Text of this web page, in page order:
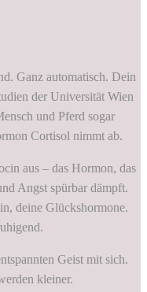
Ganz automatisch. Dein
der Universität Wien
und Pferd sogar
Cortisol nimmt ab.
aus – das Hormon, das
Angst spürbar dämpft.
deine Glückshormone.
Geist mit sich.
kleiner.